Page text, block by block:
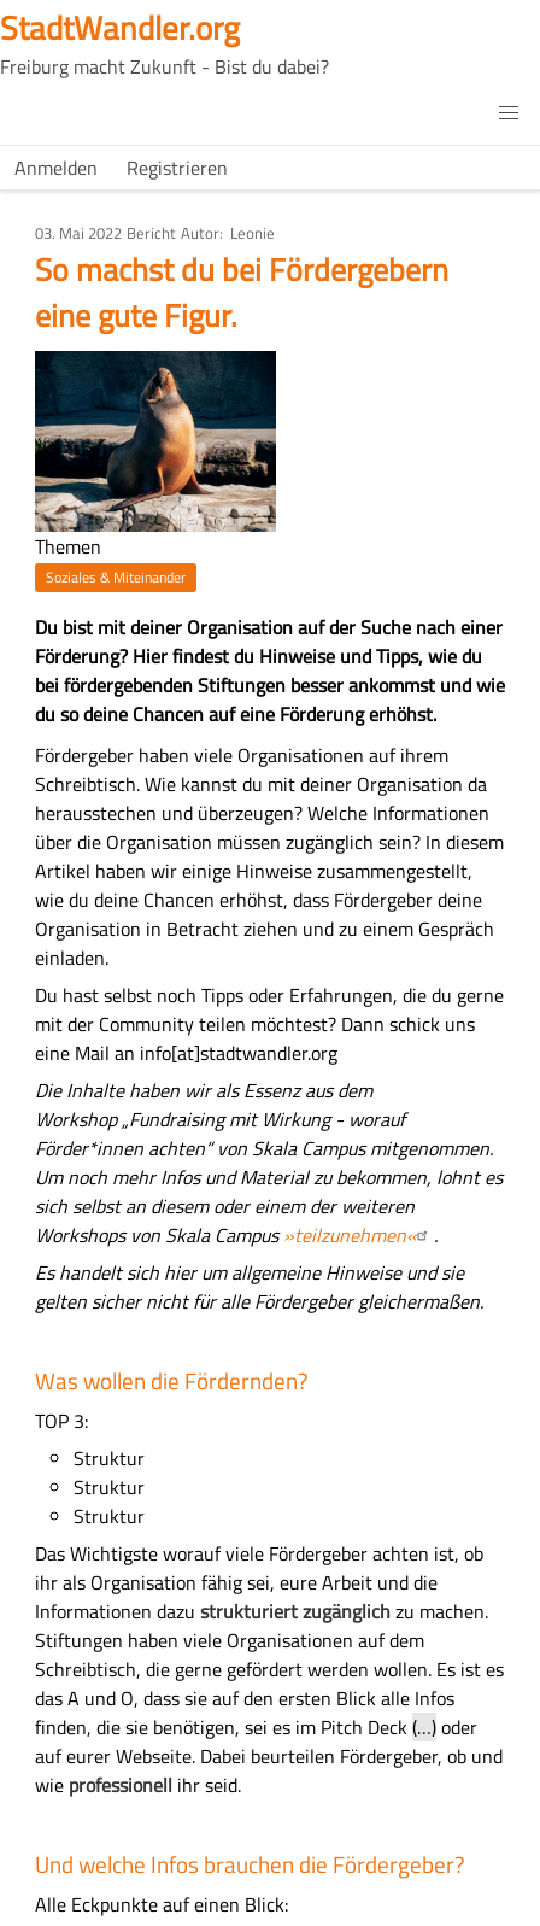
Direkt
zum
Inhalt
StadtWandler.org
Freiburg macht Zukunft - Bist du dabei?
Main
H4C
USER
Anmelden Registrieren
03. Mai 2022 Art
des
Artikels
Bericht Autor Leonie
So machst du bei Fördergebern
eine gute Figur.
Bild
Themen
Soziales & Miteinander
Z
u
s
a
m
m
e
n
f
a
s
s
u
n
g
Du bist mit deiner Organisation auf der Suche nach einer
Förderung? Hier findest du Hinweise und Tipps, wie du
bei fördergebenden Stiftungen besser ankommst und wie
du so deine Chancen auf eine Förderung erhöhst.
H
a
u
p
t
-
I
n
h
a
l
s
f
e
l
d
Fördergeber haben viele Organisationen auf ihrem
Schreibtisch. Wie kannst du mit deiner Organisation da
herausstechen und überzeugen? Welche Informationen
über die Organisation müssen zugänglich sein? In diesem
Artikel haben wir einige Hinweise zusammengestellt,
wie du deine Chancen erhöhst, dass Fördergeber deine
Organisation in Betracht ziehen und zu einem Gespräch
einladen.
Du hast selbst noch Tipps oder Erfahrungen, die du gerne
mit der Community teilen möchtest? Dann schick uns
eine Mail an info[at]stadtwandler.org
Die Inhalte haben wir als Essenz aus dem
Workshop „Fundraising mit Wirkung - worauf
Förder*innen achten“ von Skala Campus mitgenommen.
Um noch mehr Infos und Material zu bekommen, lohnt es
sich selbst an diesem oder einem der weiteren
Workshops von Skala Campus»teilzunehmen«
.
Es handelt sich hier um allgemeine Hinweise und sie
gelten sicher nicht für alle Fördergeber gleichermaßen.
Was wollen die Fördernden?
TOP 3:
Struktur
Struktur
Struktur
Das Wichtigste worauf viele Fördergeber achten ist, ob
ihr als Organisation fähig sei, eure Arbeit und die
Informationen dazu strukturiert zugänglichzu machen.
Stiftungen haben viele Organisationen auf dem
Schreibtisch, die gerne gefördert werden wollen. Es ist es
das A und O, dass sie auf den ersten Blick alle Infos
finden, die sie benötigen, sei es im Pitch Deck(…)oder
auf eurer Webseite. Dabei beurteilen Fördergeber, ob und
wie professionell ihr seid.
Und welche Infos brauchen die Fördergeber?
Alle Eckpunkte auf einen Blick: